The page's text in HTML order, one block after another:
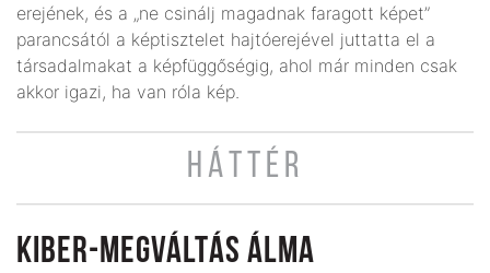
erejének, és a „ne csinálj magadnak faragott képet”
parancsától a képtisztelet hajtóerejével juttatta el a
társadalmakat a képfüggőségig, ahol már minden csak
akkor igazi, ha van róla kép.
HÁTTÉR
KIBER-MEGVÁLTÁS ÁLMA